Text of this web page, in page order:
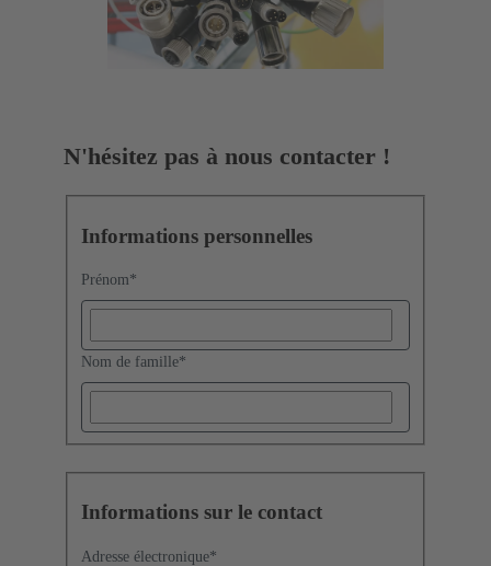
N'hésitez pas à nous contacter !
Informations personnelles
Prénom*
Nom de famille*
Informations sur le contact
Adresse électronique*